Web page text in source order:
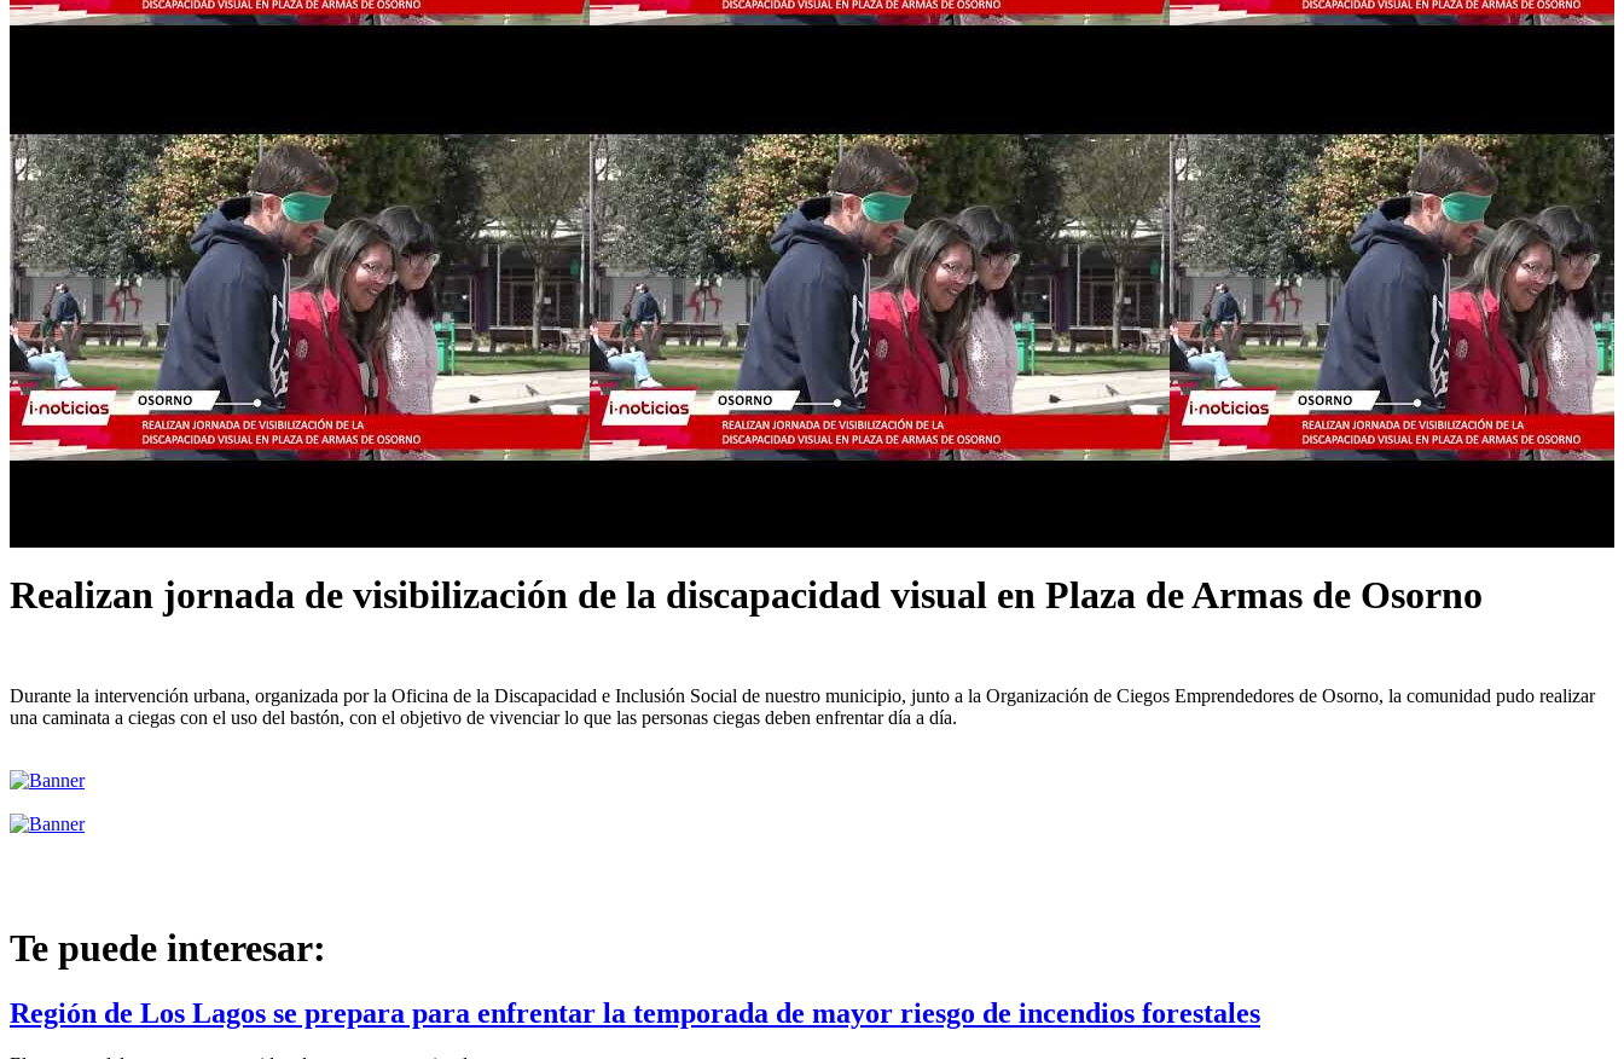
Realizan jornada de visibilización de la discapacidad visual en Plaza de Armas de Osorno
Durante la intervención urbana, organizada por la Oficina de la Discapacidad e Inclusión Social de nuestro municipio, junto a la Organización de Ciegos Emprendedores de Osorno, la comunidad pudo realizar
una caminata a ciegas con el uso del bastón, con el objetivo de vivenciar lo que las personas ciegas deben enfrentar día a día.
Te puede interesar:
Región de Los Lagos se prepara para enfrentar la temporada de mayor riesgo de incendios forestales